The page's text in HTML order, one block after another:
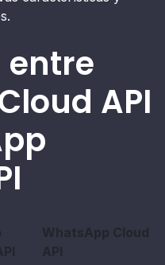
entre
API
WhatsApp Cloud
API